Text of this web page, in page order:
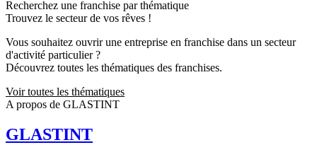
Recherchez une franchise par thématique
Trouvez le secteur de vos rêves !
Vous souhaitez ouvrir une entreprise en franchise dans un secteur
d'activité particulier ?
Découvrez toutes les thématiques des franchises.
Voir toutes les thématiques
A propos de GLASTINT
GLASTINT